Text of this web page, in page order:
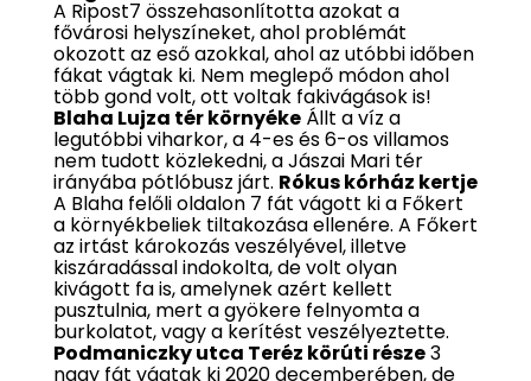
A Ripost7 összehasonlította azokat a
fővárosi helyszíneket, ahol problémát
okozott az eső azokkal, ahol az utóbbi időben
fákat vágtak ki. Nem meglepő módon ahol
több gond volt, ott voltak fakivágások is!
Blaha Lujza tér környéke Állt a víz a
legutóbbi viharkor, a 4-es és 6-os villamos
nem tudott közlekedni, a Jászai Mari tér
irányába pótlóbusz járt. Rókus kórház kertje
A Blaha felőli oldalon 7 fát vágott ki a Főkert
a környékbeliek tiltakozása ellenére. A Főkert
az irtást károkozás veszélyével, illetve
kiszáradással indokolta, de volt olyan
kivágott fa is, amelynek azért kellett
pusztulnia, mert a gyökere felnyomta a
burkolatot, vagy a kerítést veszélyeztette.
Podmaniczky utca Teréz körúti része3
nagy fát vágtak ki 2020 decemberében, de